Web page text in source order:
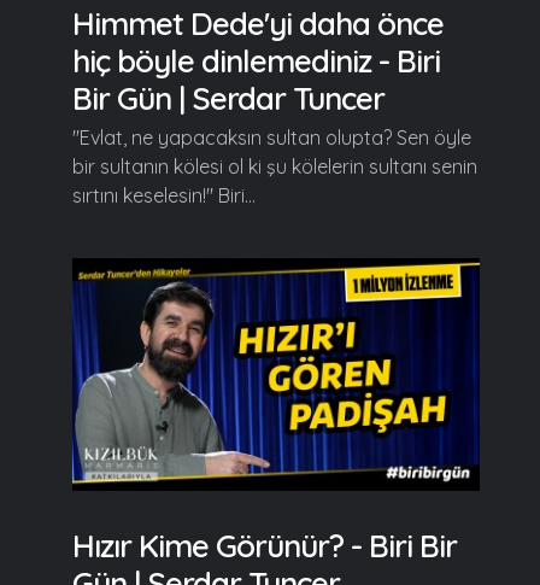
Himmet Dede'yi daha önce
hiç böyle dinlemediniz - Biri
Bir Gün | Serdar Tuncer
"Evlat, ne yapacaksın sultan olupta? Sen öyle
bir sultanın kölesi ol ki şu kölelerin sultanı senin
sırtını keselesin!" Biri...
Hızır Kime Görünür? - Biri Bir